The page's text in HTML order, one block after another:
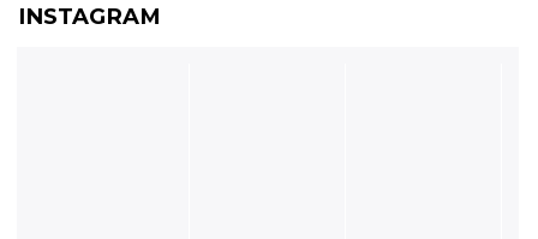
INSTAGRAM